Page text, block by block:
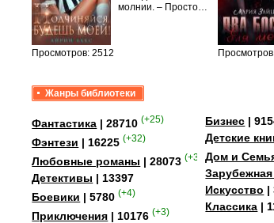
Просмотров: 2512
молнии. – Просто…
Жанры библиотеки
Фантастика | 28710 (+25)
Фэнтези | 16225 (+32)
Любовные романы | 28073 (+349)
Детективы | 13397
Боевики | 5780 (+4)
Приключения | 10176 (+3)
Бизнес |
Детские
Дом и
Искусство |
Классика |